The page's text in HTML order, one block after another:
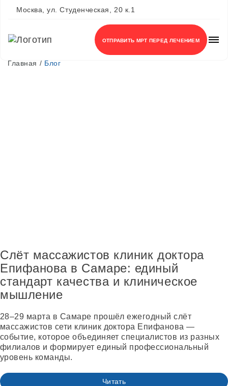
Москва, ул. Студенческая, 20 к.1
ОТПРАВИТЬ МРТ ПЕРЕД ЛЕЧЕНИЕМ
Главная Блог
Слёт массажистов клиник доктора
Епифанова в Самаре: единый
стандарт качества и клиническое
мышление
28–29 марта в Самаре прошёл ежегодный слёт
массажистов сети клиник доктора Епифанова —
событие, которое объединяет специалистов из разных
филиалов и формирует единый профессиональный
уровень команды.
Читать